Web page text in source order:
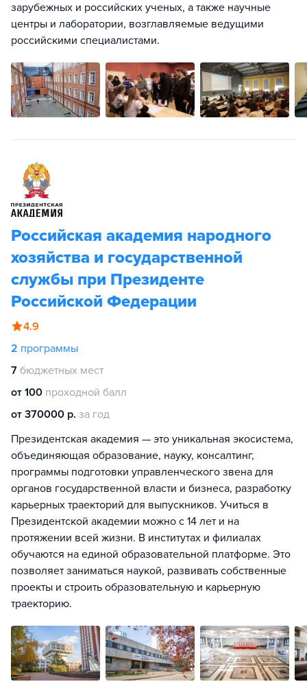
зарубежных и российских ученых, а также научные
центры и лаборатории, возглавляемые ведущими
российскими специалистами.
Российская академия народного
хозяйства и государственной
службы при Президенте
Российской Федерации
4.9
2 программы
7 бюджетных мест
от 100 проходной балл
от 370000 р. за год
Президентская академия — это уникальная экосистема,
объединяющая образование, науку, консалтинг,
программы подготовки управленческого звена для
органов государственной власти и бизнеса, разработку
карьерных траекторий для выпускников. Учиться в
Президентской академии можно с 14 лет и на
протяжении всей жизни. В институтах и филиалах
обучаются на единой образовательной платформе. Это
позволяет заниматься наукой, развивать собственные
проекты и строить образовательную и карьерную
траекторию.